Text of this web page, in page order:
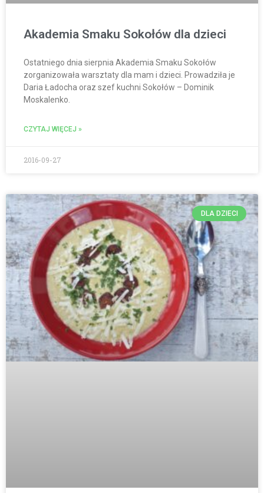
Akademia Smaku Sokołów dla dzieci
Ostatniego dnia sierpnia Akademia Smaku Sokołów
zorganizowała warsztaty dla mam i dzieci. Prowadziła je
Daria Ładocha oraz szef kuchni Sokołów – Dominik
Moskalenko.
CZYTAJ WIĘCEJ »
2016-09-27
DLA DZIECI